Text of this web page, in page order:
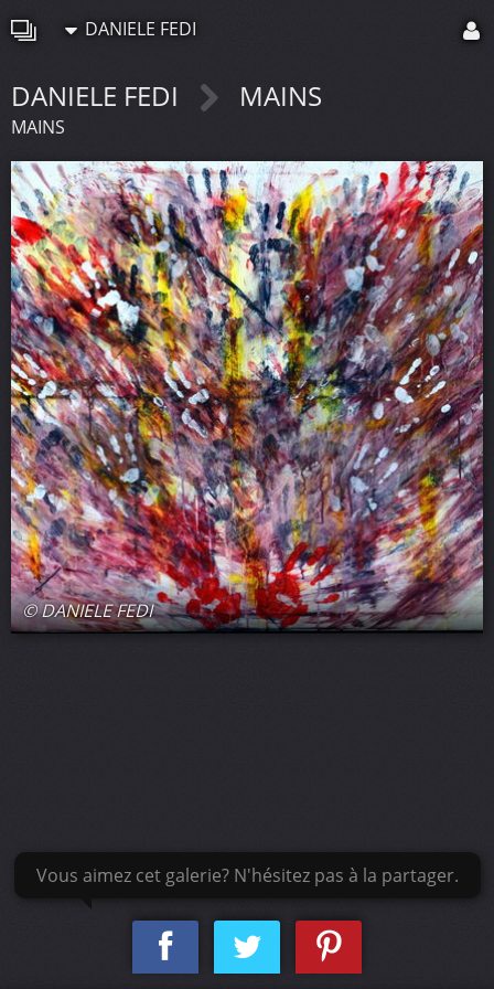
DANIELE FEDI
DANIELE FEDI MAINS
MAINS
© DANIELE FEDI
Vous aimez cet galerie? N'hésitez pas à la partager.